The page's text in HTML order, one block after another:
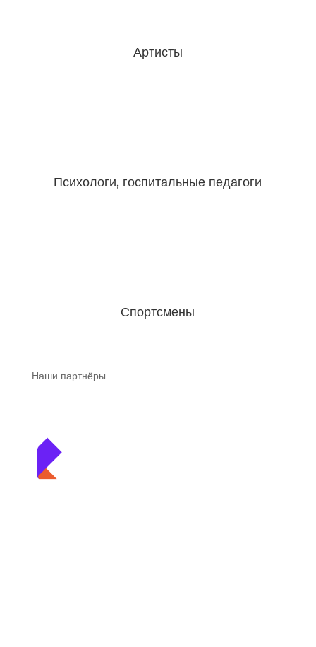
Артисты
Психологи, госпитальные педагоги
Спортсмены
Наши партнёры